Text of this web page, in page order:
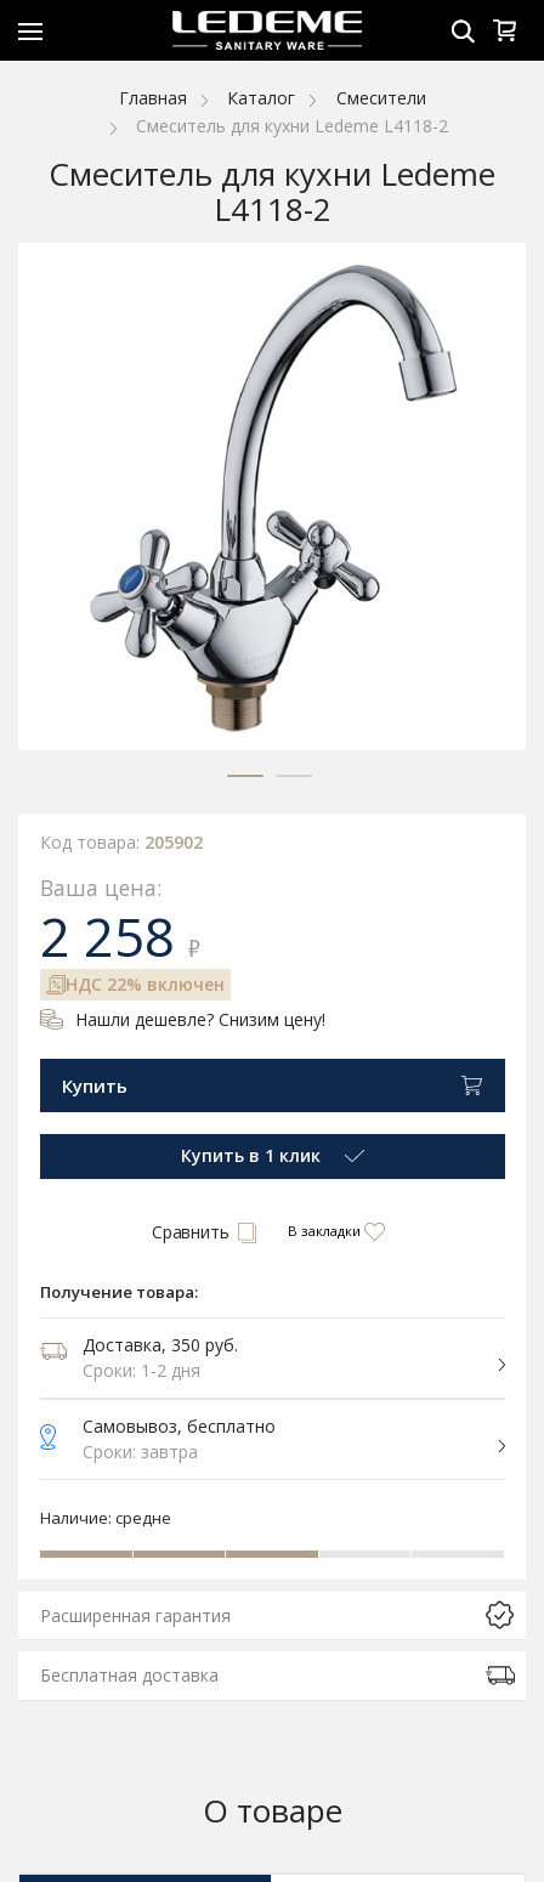
Главная Каталог
Смесители
Смеситель для кухни Ledeme L4118-2
Смеситель для кухни Ledeme
L4118-2
Код товара: 205902
Ваша цена:
2 258 ₽
НДС 22% включен
Нашли дешевле? Снизим цену!
Купить
Купить в 1 клик
Сравнить В закладки
Получение товара:
Доставка, 350 руб.
Сроки: 1-2 дня
Самовывоз, бесплатно
Сроки: завтра
Наличие: средне
Расширенная гарантия
Бесплатная доставка
О товаре